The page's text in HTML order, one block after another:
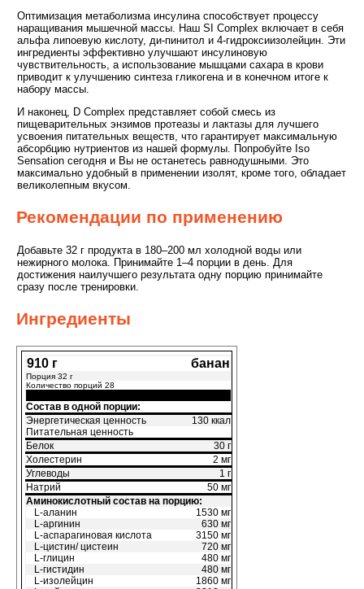
Оптимизация метаболизма инсулина способствует процессу
наращивания мышечной массы. Наш SI Complex включает в себя
альфа липоевую кислоту, ди-пинитол и 4-гидроксиизолейцин. Эти
ингредиенты эффективно улучшают инсулиновую
чувствительность, а использование мышцами сахара в крови
приводит к улучшению синтеза гликогена и в конечном итоге к
набору массы.
И наконец, D Complex представляет собой смесь из
пищеварительных энзимов протеазы и лактазы для лучшего
усвоения питательных веществ, что гарантирует максимальную
абсорбцию нутриентов из нашей формулы. Попробуйте Iso
Sensation сегодня и Вы не останетесь равнодушными. Это
максимально удобный в применении изолят, кроме того, обладает
великолепным вкусом.
Рекомендации по применению
Добавьте 32 г продукта в 180–200 мл холодной воды или
нежирного молока. Принимайте 1–4 порции в день. Для
достижения наилучшего результата одну порцию принимайте
сразу после тренировки.
Ингредиенты
910 г банан
Порция 32 г
Количество порций 28
Состав в одной порции:
Энергетическая ценность
130 ккал
Питательная ценность
Белок
30 г
Холестерин
2 мг
Углеводы
1 г
Натрий
50 мг
Аминокислотный состав на порцию:
L-аланин
1530 мг
L-аргинин
630 мг
L-аспарагиновая кислота
3150 мг
L-цистин/ цистеин
720 мг
L-глицин
480 мг
L-гистидин
480 мг
L-изолейцин
1860 мг